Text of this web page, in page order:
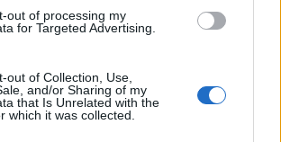
out of processing my
for Targeted Advertising.
out of Collection, Use,
and/or Sharing of my
that Is Unrelated with the
which it was collected.
Pedro Campa, n'hésitez pas à
chez notre partenaire
qui sélectionne l'actu boxe issue
médias, et propose également les
et résultats.